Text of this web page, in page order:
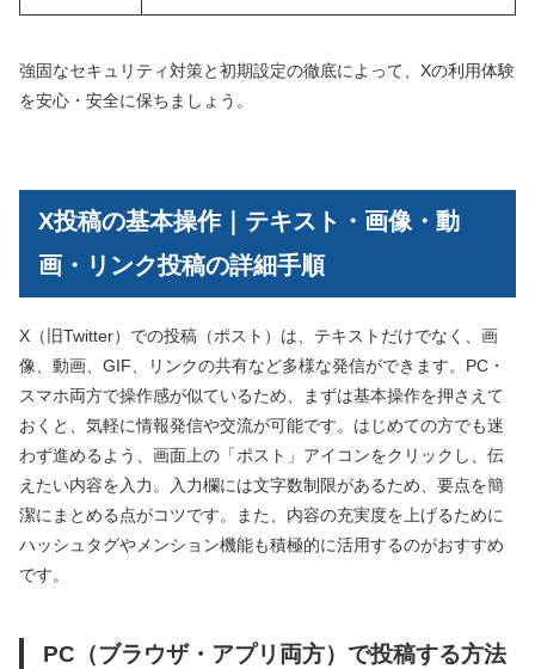
強固なセキュリティ対策と初期設定の徹底によって、Xの利用体験
を安心・安全に保ちましょう。
X投稿の基本操作｜テキスト・画像・動
画・リンク投稿の詳細手順
X（旧Twitter）での投稿（ポスト）は、テキストだけでなく、画
像、動画、GIF、リンクの共有など多様な発信ができます。PC・
スマホ両方で操作感が似ているため、まずは基本操作を押さえて
おくと、気軽に情報発信や交流が可能です。はじめての方でも迷
わず進めるよう、画面上の「ポスト」アイコンをクリックし、伝
えたい内容を入力。入力欄には文字数制限があるため、要点を簡
潔にまとめる点がコツです。また、内容の充実度を上げるために
ハッシュタグやメンション機能も積極的に活用するのがおすすめ
です。
PC（ブラウザ・アプリ両方）で投稿する方法